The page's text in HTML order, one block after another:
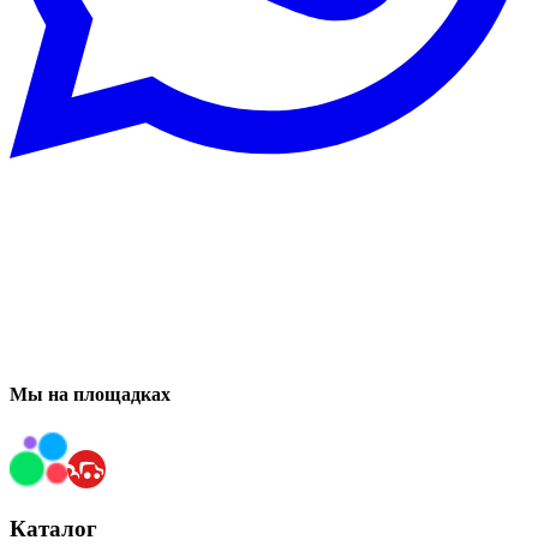
Мы на площадках
Каталог